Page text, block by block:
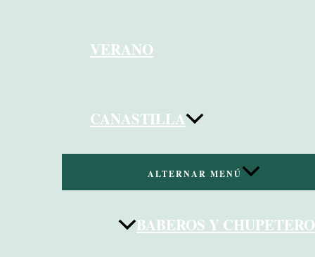
VERANO
CANASTILLA
ALTERNAR MENÚ
BABEROS Y